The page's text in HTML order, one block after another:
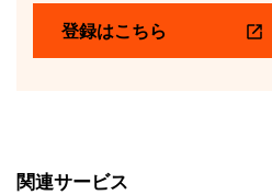
登録はこちら
関連サービス